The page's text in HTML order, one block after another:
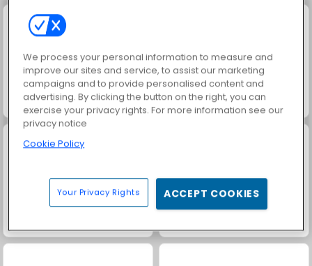
Solitaire Social Trollface Quest: USA 2
We process your personal information to measure and
improve our sites and service, to assist our marketing
campaigns and to provide personalised content and
advertising. By clicking the button on the right, you can
exercise your privacy rights. For more information see our
privacy notice
Cookie Policy
Your Privacy Rights ACCEPT COOKIES